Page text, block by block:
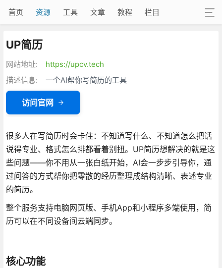
首页 资源 工具 文章 教程 栏目
UP简历
网站地址:
https://upcv.tech
描述信息:
一个AI帮你写简历的工具
访问官网
很多人在写简历时会卡住：不知道写什么、不知道怎么把话
说得专业、格式怎么排都看着别扭。UP简历想解决的就是这
些问题——你不用从一张白纸开始，AI会一步步引导你，通
过问答的方式帮你把零散的经历整理成结构清晰、表述专业
的简历。
整个服务支持电脑网页版、手机App和小程序多端使用，简
历可以在不同设备间云端同步。
核心功能